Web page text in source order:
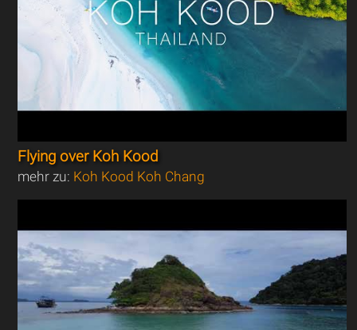
Flying over Koh Kood
mehr zu: Koh Kood Koh Chang